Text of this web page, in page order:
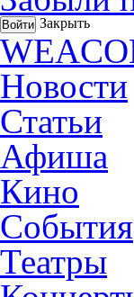
Закрыть
Новости
Статьи
Афиша
Кино
События
Театры